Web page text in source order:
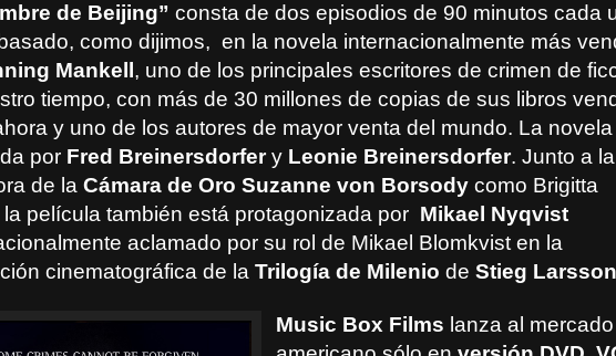
de Beijing” consta de dos episodios de 90 minutos cada
como dijimos, en la novela internacionalmente más
Mankell , uno de los principales escritores de crimen de
tiempo, con más de 30 millones de copias de sus libros
y uno de los autores de mayor venta del mundo. La novela
por Fred Breinersdorfery Leonie Breinersdorfer. Junto a la
de la Cámara de Oro Suzanne von Borsody como Brigitta
la película también está protagonizada por Mikael Nyqvist
aclamado por su rol de Mikael Blomkvist en la
cinematográfica de la Trilogía de Milenio de Stieg Larsson
Music Box Films lanza al mercado